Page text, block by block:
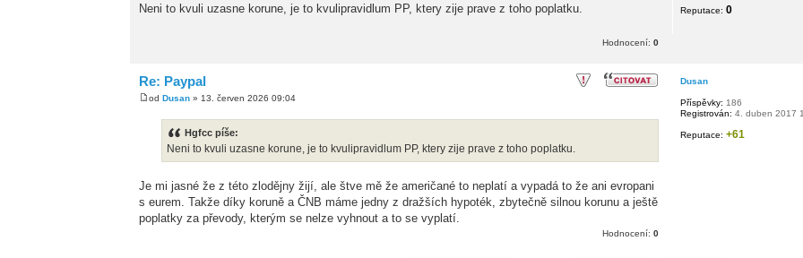
Neni to kvuli uzasne korune, je to kvulipravidlum PP, ktery zije prave z toho poplatku.
Hodnocení: 0
Reputace: 0
Re: Paypal
od Dusan » 13. červen 2026 09:04
Hgfcc píše:
Neni to kvuli uzasne korune, je to kvulipravidlum PP, ktery zije prave z toho poplatku.
Je mi jasné že z této zlodějny žijí, ale štve mě že američané to neplatí a vypadá to že ani evropani
s eurem. Takže díky koruně a ČNB máme jedny z dražších hypoték, zbytečně silnou korunu a ještě
poplatky za převody, kterým se nelze vyhnout a to se vyplatí.
Hodnocení: 0
Dusan
Příspěvky: 186
Registrován: 4. duben 2017
Reputace: +61